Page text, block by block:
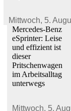
Mittwoch, 5.
Mercedes-Benz
eSprinter: Leise
und effizient ist
dieser
Pritschenwagen
im Arbeitsalltag
unterwegs
Mittwoch, 5.